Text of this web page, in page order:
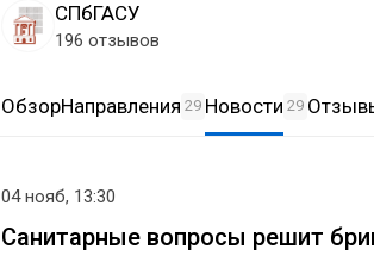
СПбГАСУ
196 отзывов
ОбзорНаправления 29 Новости 29
04 нояб, 13:30
Санитарные вопросы решит